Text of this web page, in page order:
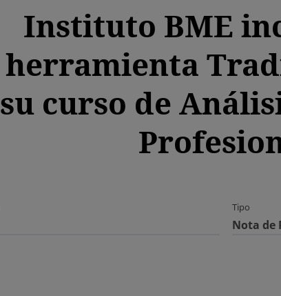
Instituto BME
herramienta
su curso de
Tipo
Nota de